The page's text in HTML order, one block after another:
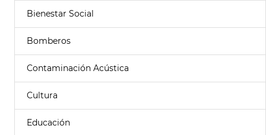
Bienestar Social
Bomberos
Contaminación Acústica
Cultura
Educación